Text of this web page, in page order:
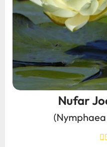
Nufar